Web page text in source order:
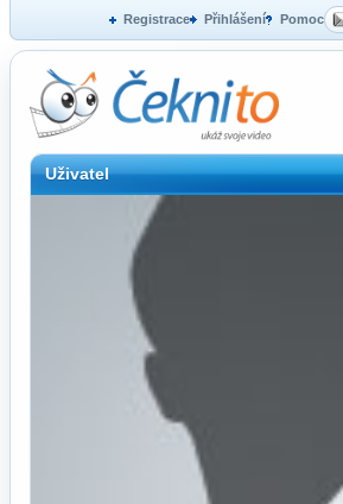
Registrace Přihlášení Pomoc
Uživatel